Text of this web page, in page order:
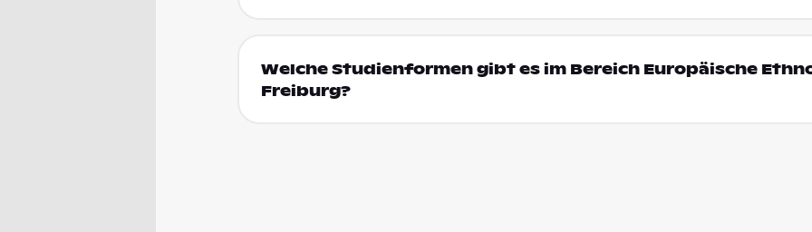
Welche Studienformen gibt es im Bereich Europäische
Freiburg?